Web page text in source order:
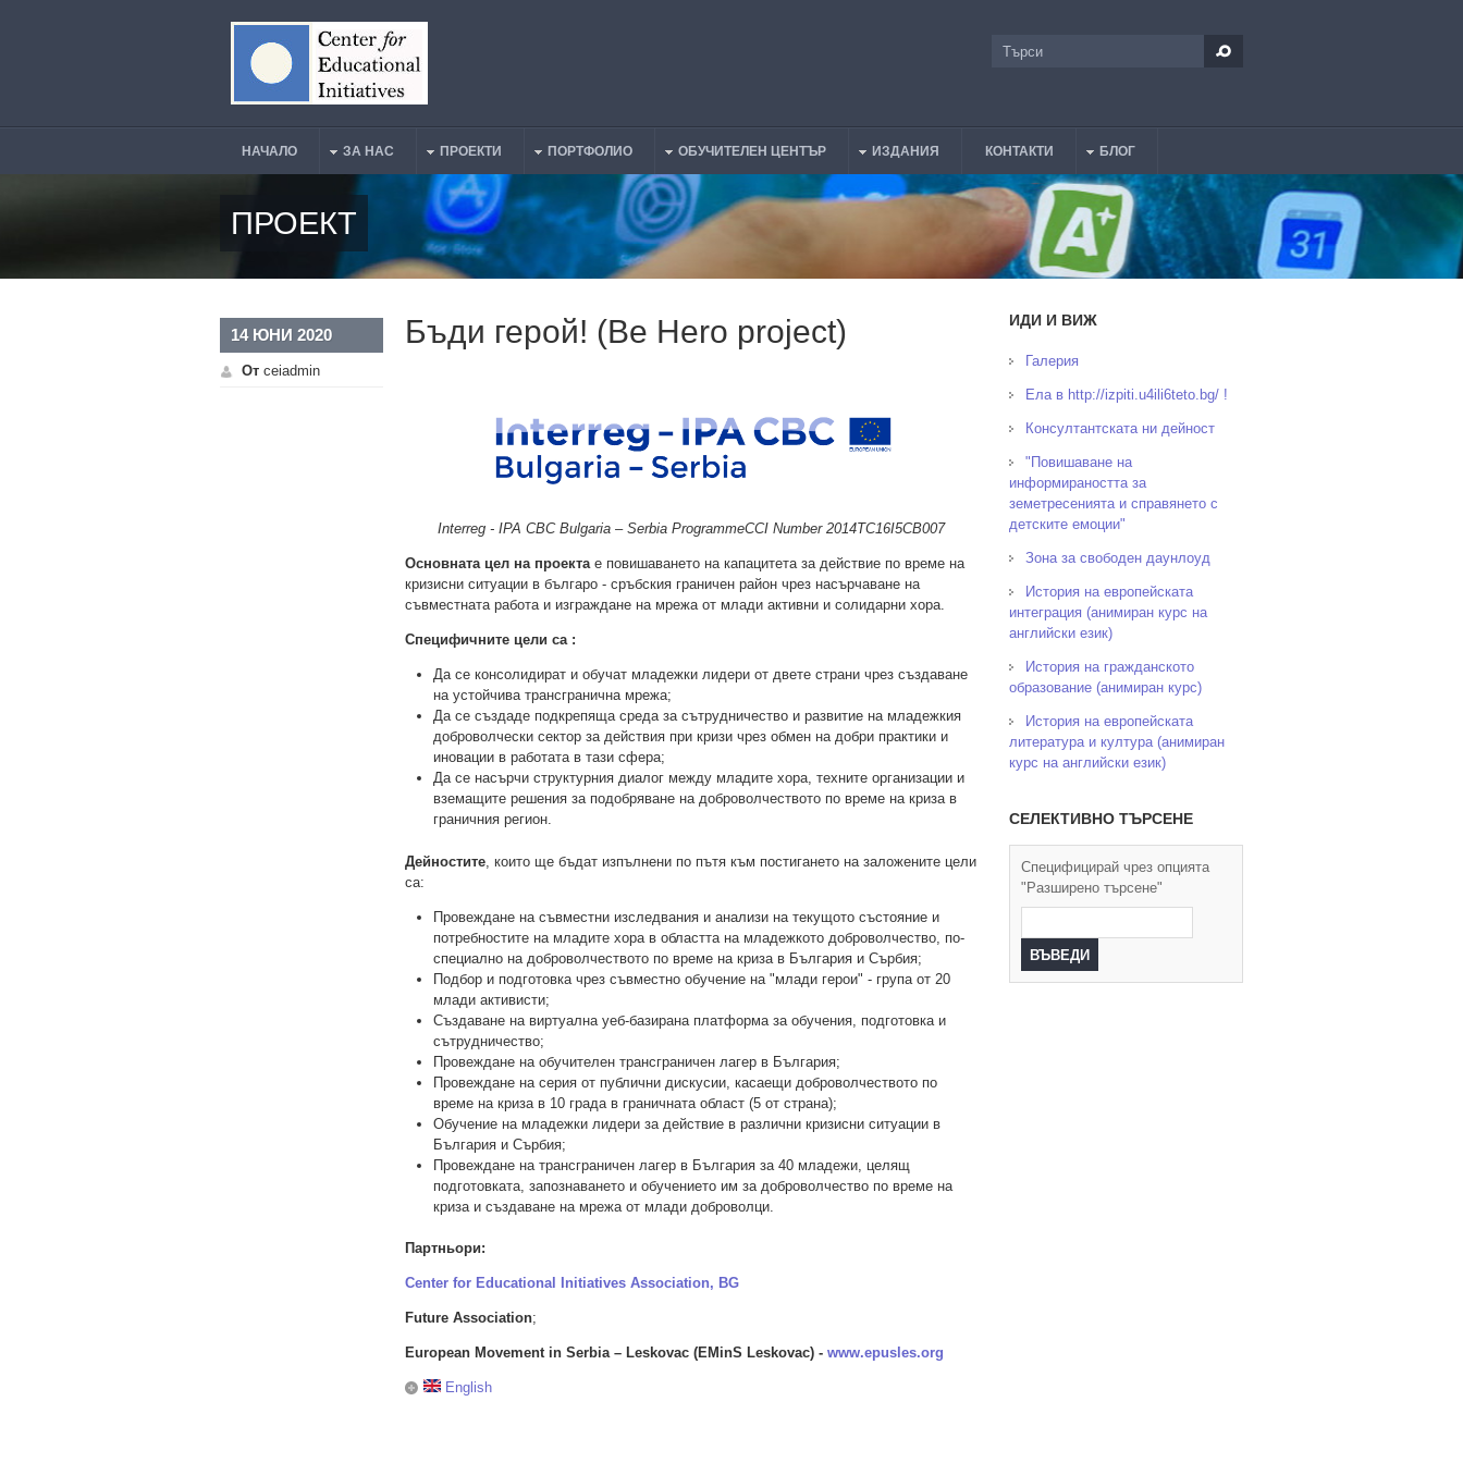
Търси
Main Menu
НАЧАЛО ЗА НАС ПРОЕКТИ ПОРТФОЛИО ОБУЧИТЕЛЕН ЦЕНТЪР ИЗДАНИЯ КОНТАКТИ БЛОГ
ПРОЕКТ
14 ЮНИ 2020
От ceiadmin
Бъди герой! (Be Hero project)
Interreg - IPA CBC Bulgaria – Serbia ProgrammeCCI Number 2014TC16I5CB007
Основната цел на проектае повишаването на капацитета за действие по време на
кризисни ситуации в българо - сръбския граничен район чрез насърчаване на
съвместната работа и изграждане на мрежа от млади активни и солидарни хора.
Специфичните цели са :
Да се консолидират и обучат младежки лидери от двете страни чрез създаване
на устойчива трансгранична мрежа;
Да се създаде подкрепяща среда за сътрудничество и развитие на младежкия
доброволчески сектор за действия при кризи чрез обмен на добри практики и
иновации в работата в тази сфера;
Да се насърчи структурния диалог между младите хора, техните организации и
вземащите решения за подобряване на доброволчеството по време на криза в
граничния регион.
Дейностите , които ще бъдат изпълнени по пътя към постигането на заложените цели
са:
Провеждане на съвместни изследвания и анализи на текущото състояние и
потребностите на младите хора в областта на младежкото доброволчество, по-
специално на доброволчеството по време на криза в България и Сърбия;
Подбор и подготовка чрез съвместно обучение на "млади герои" - група от 20
млади активисти;
Създаване на виртуална уеб-базирана платформа за обучения, подготовка и
сътрудничество;
Провеждане на обучителен трансграничен лагер в България;
Провеждане на серия от публични дискусии, касаещи доброволчеството по
време на криза в 10 града в граничната област (5 от страна);
Обучение на младежки лидери за действие в различни кризисни ситуации в
България и Сърбия;
Провеждане на трансграничен лагер в България за 40 младежи, целящ
подготовката, запознаването и обучението им за доброволчество по време на
криза и създаване на мрежа от млади доброволци.
Партньори:
Center for Educational Initiatives Association, BG
Future Association;
European Movement in Serbia – Leskovac (EMinS Leskovac) - www.epusles.org
English
ИДИ И ВИЖ
Галерия
Ела в http://izpiti.u4ili6teto.bg/ !
Консултантската ни дейност
"Повишаване на
информираността за
земетресенията и справянето с
детските емоции"
Зона за свободен даунлоуд
История на европейската
интеграция (анимиран курс на
английски език)
История на гражданското
образование (анимиран курс)
История на европейската
литература и култура (анимиран
курс на английски език)
СЕЛЕКТИВНО ТЪРСЕНЕ
Специфицирай чрез опцията
"Разширено търсене"